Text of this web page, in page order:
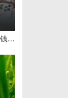
开店最怕“搜不到”为什么隔壁店铺没花钱，ai却天天给他免费派单？